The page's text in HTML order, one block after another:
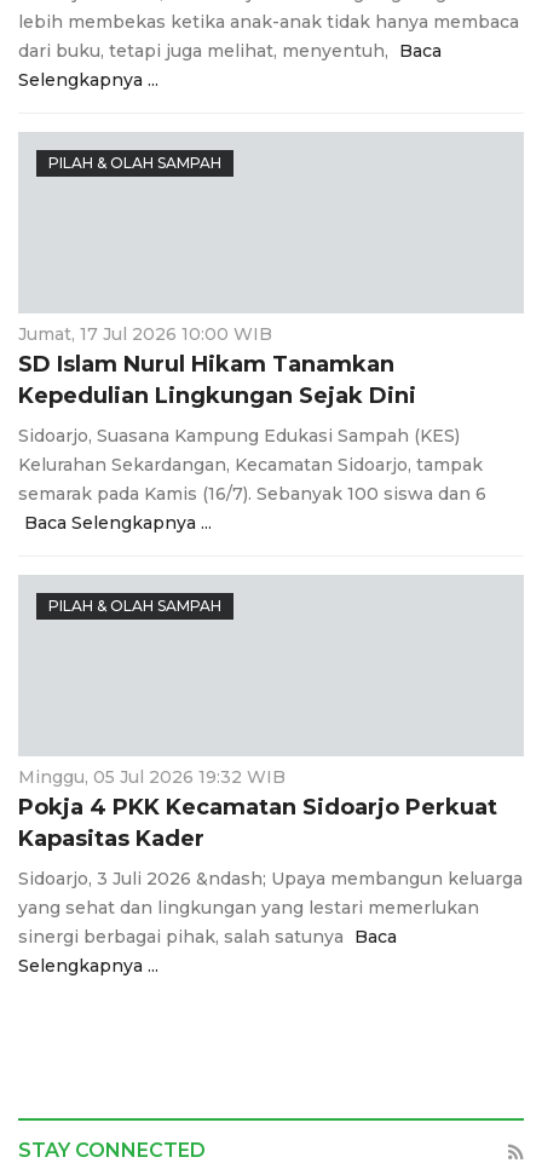
lebih membekas ketika anak-anak tidak hanya membaca
dari buku, tetapi juga melihat, menyentuh,
Baca
Selengkapnya ...
PILAH & OLAH SAMPAH
Jumat, 17 Jul 2026 10:00 WIB
SD Islam Nurul Hikam Tanamkan
Kepedulian Lingkungan Sejak Dini
Sidoarjo, Suasana Kampung Edukasi Sampah (KES)
Kelurahan Sekardangan, Kecamatan Sidoarjo, tampak
semarak pada Kamis (16/7). Sebanyak 100 siswa dan 6
Baca Selengkapnya ...
PILAH & OLAH SAMPAH
Minggu, 05 Jul 2026 19:32 WIB
Pokja 4 PKK Kecamatan Sidoarjo Perkuat
Kapasitas Kader
Sidoarjo, 3 Juli 2026 &ndash; Upaya membangun keluarga
yang sehat dan lingkungan yang lestari memerlukan
sinergi berbagai pihak, salah satunya
Baca
Selengkapnya ...
STAY CONNECTED